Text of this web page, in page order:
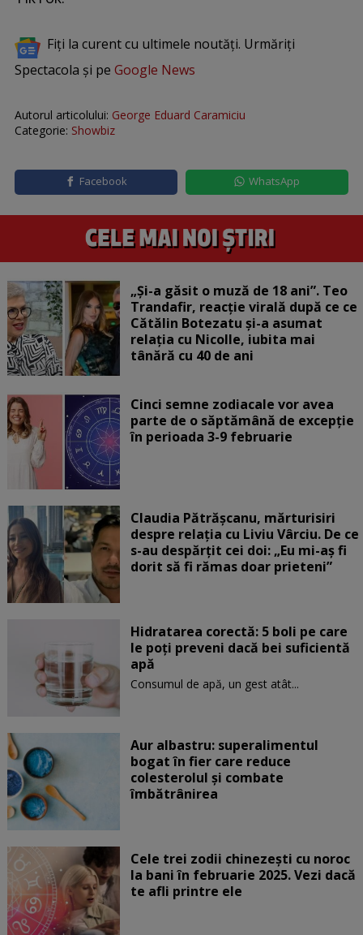
Fiți la curent cu ultimele noutăți. Urmăriți
Spectacola și pe Google News
Autorul articolului: George Eduard Caramiciu
Categorie: Showbiz
Facebook WhatsApp
„Și-a găsit o muză de 18 ani”. Teo
Trandafir, reacție virală după ce ce
Cătălin Botezatu și-a asumat
relația cu Nicolle, iubita mai
tânără cu 40 de ani
Cinci semne zodiacale vor avea
parte de o săptămână de excepție
în perioada 3-9 februarie
Claudia Pătrășcanu, mărturisiri
despre relația cu Liviu Vârciu. De ce
s-au despărțit cei doi: „Eu mi-aș fi
dorit să fi rămas doar prieteni”
Hidratarea corectă: 5 boli pe care
le poți preveni dacă bei suficientă
apă
Consumul de apă, un gest atât...
Aur albastru: superalimentul
bogat în fier care reduce
colesterolul și combate
îmbătrânirea
Cele trei zodii chinezești cu noroc
la bani în februarie 2025. Vezi dacă
te afli printre ele